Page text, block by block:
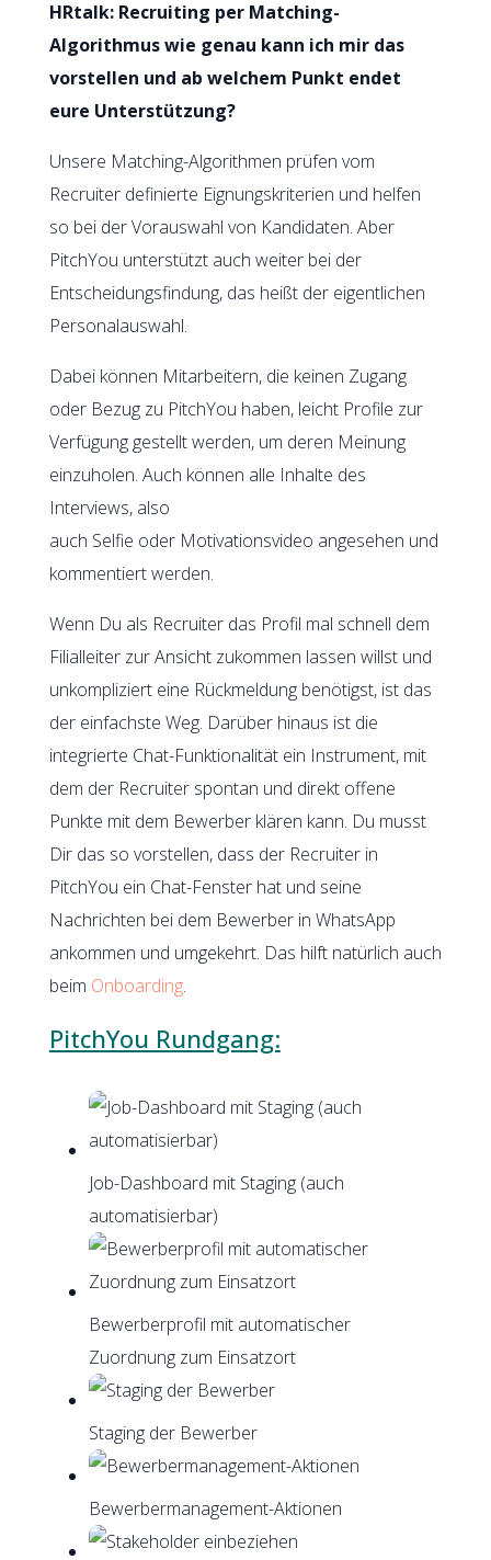
HRtalk: Recruiting per Matching-
Algorithmus wie genau kann ich mir das
vorstellen und ab welchem Punkt endet
eure Unterstützung?
Unsere Matching-Algorithmen prüfen vom
Recruiter definierte Eignungskriterien und helfen
so bei der Vorauswahl von Kandidaten. Aber
PitchYou unterstützt auch weiter bei der
Entscheidungsfindung, das heißt der eigentlichen
Personalauswahl.
Dabei können Mitarbeitern, die keinen Zugang
oder Bezug zu PitchYou haben, leicht Profile zur
Verfügung gestellt werden, um deren Meinung
einzuholen. Auch können alle Inhalte des
Interviews, also
auch Selfie oder Motivationsvideo angesehen und
kommentiert werden.
Wenn Du als Recruiter das Profil mal schnell dem
Filialleiter zur Ansicht zukommen lassen willst und
unkompliziert eine Rückmeldung benötigst, ist das
der einfachste Weg. Darüber hinaus ist die
integrierte Chat-Funktionalität ein Instrument, mit
dem der Recruiter spontan und direkt offene
Punkte mit dem Bewerber klären kann. Du musst
Dir das so vorstellen, dass der Recruiter in
PitchYou ein Chat-Fenster hat und seine
Nachrichten bei dem Bewerber in WhatsApp
ankommen und umgekehrt. Das hilft natürlich auch
beim Onboarding.
PitchYou Rundgang:
Job-Dashboard mit Staging (auch
automatisierbar)
Bewerberprofil mit automatischer
Zuordnung zum Einsatzort
Staging der Bewerber
Bewerbermanagement-Aktionen